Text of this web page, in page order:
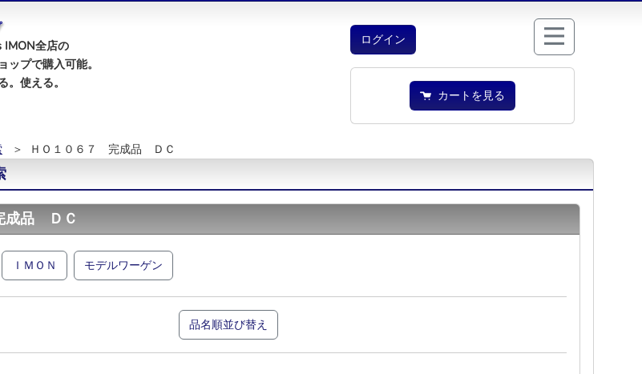
IMON全店の
プで購入可能。
使える。
ログイン
カートを見る
＞ ＨＯ１０６７ 完成品 ＤＣ
成品 ＤＣ
ＩＭＯＮ モデルワーゲン
品名順並び替え